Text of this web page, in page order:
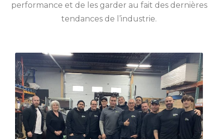
performance et de les garder au fait des dernières
tendances de l’industrie.